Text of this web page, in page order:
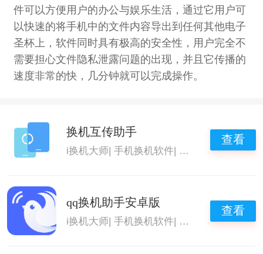
件可以方便用户的办公与娱乐生活，通过它用户可
以快速的将手机中的文件内容导出到任何其他电子
圣杯上，软件同时具有极高的安全性，用户完全不
需要担心文件隐私泄露问题的出现，并且它传播的
速度非常的快，几分钟就可以完成操作。
换机互传助手
i换机大师|手机换机软件| 小米换机|手机免
查看
qq换机助手安卓版
i换机大师 |手机换机软件 小米换机|手机免
查看